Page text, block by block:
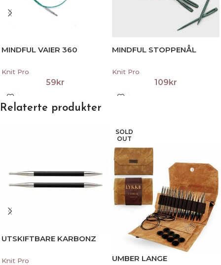
MINDFUL VAIER 360
Knit Pro
59 kr
MINDFUL STOPPENÅL
Knit Pro
109 kr
Relaterte produkter
UTSKIFTBARE KARBONZ
Knit Pro
SOLD
OUT
UMBER LANGE